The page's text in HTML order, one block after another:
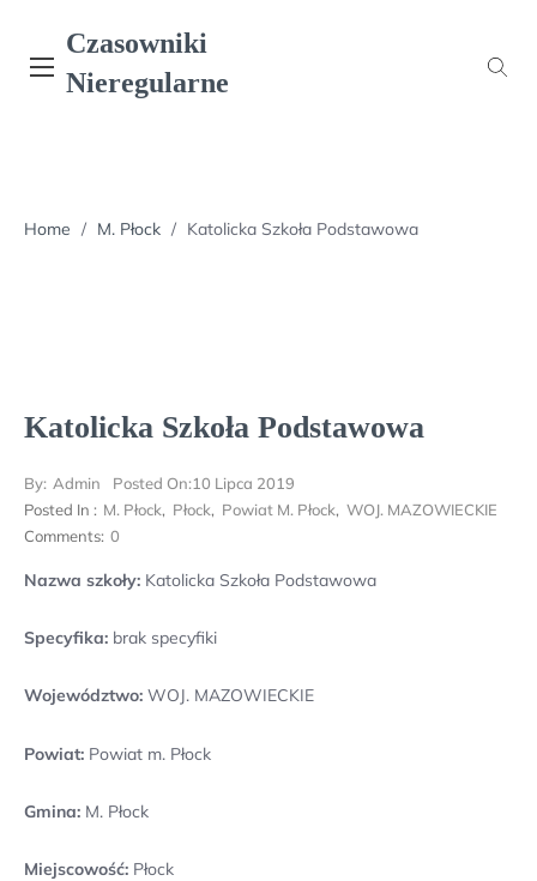
content
Czasowniki
Nieregularne
Home / M. Płock / Katolicka Szkoła Podstawowa
Katolicka Szkoła Podstawowa
By: Admin Posted On:10 Lipca 2019
Posted In : M. Płock, Płock, Powiat M. Płock, WOJ. MAZOWIECKIE
Comments: 0
Nazwa szkoły: Katolicka Szkoła Podstawowa
Specyfika: brak specyfiki
Województwo: WOJ. MAZOWIECKIE
Powiat: Powiat m. Płock
Gmina: M. Płock
Miejscowość: Płock